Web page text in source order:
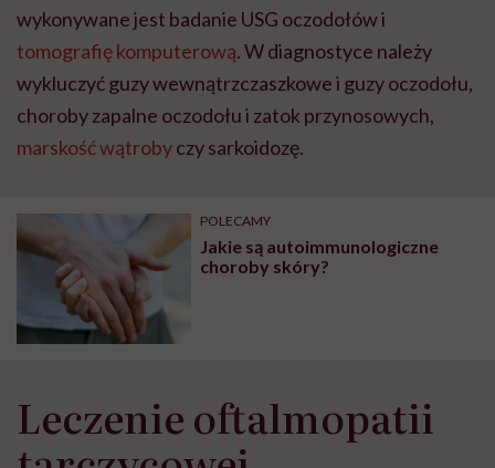
wykonywane jest badanie USG oczodołów i
tomografię komputerową. W diagnostyce należy
wykluczyć guzy wewnątrzczaszkowe i guzy oczodołu,
choroby zapalne oczodołu i zatok przynosowych,
marskość wątrobyczy sarkoidozę.
POLECAMY
Jakie są autoimmunologiczne
choroby skóry?
Leczenie oftalmopatii